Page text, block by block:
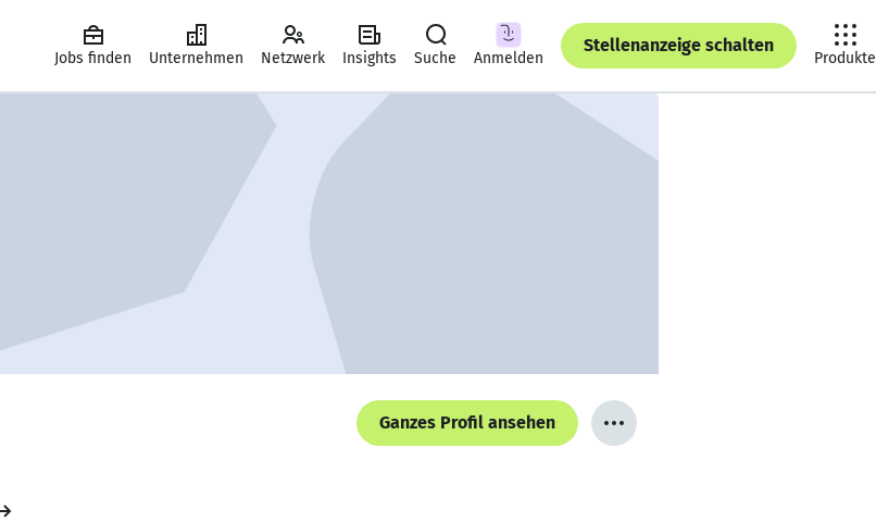
Jobs finden Unternehmen Netzwerk Insights Suche Anmelden
Stellenanzeige schalten
Produkte
Ganzes Profil ansehen